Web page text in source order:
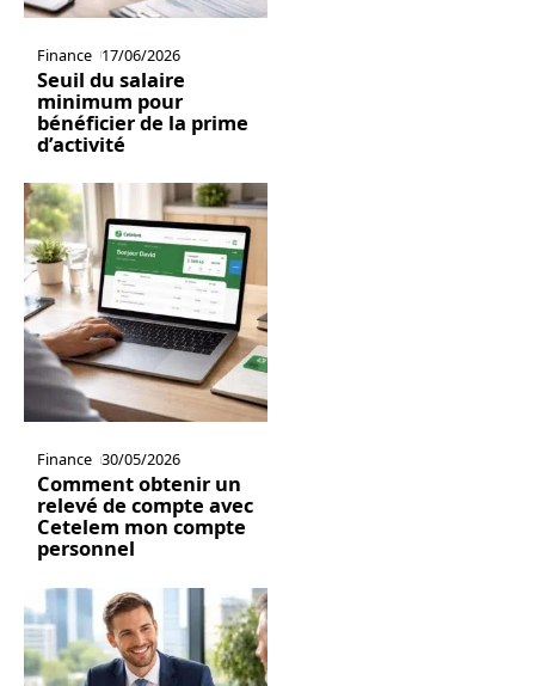
Finance 17/06/2026
Seuil du salaire
minimum pour
bénéficier de la prime
d’activité
Finance 30/05/2026
Comment obtenir un
relevé de compte avec
Cetelem mon compte
personnel